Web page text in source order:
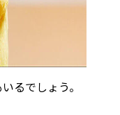
るでしょう。